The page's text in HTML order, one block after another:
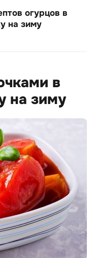
огурцов в
на зиму
в
на зиму